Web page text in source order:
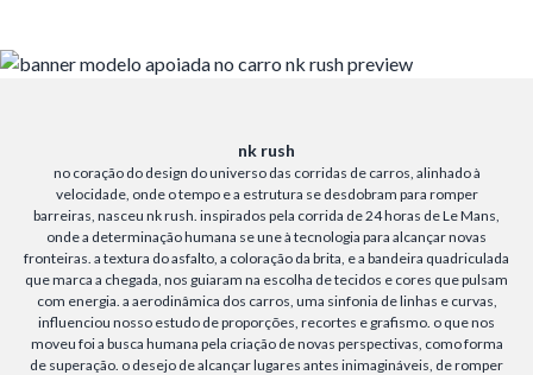
nk rush
no coração do design do universo das corridas de carros, alinhado à
velocidade, onde o tempo e a estrutura se desdobram para romper
barreiras, nasceu nk rush. inspirados pela corrida de 24 horas de Le Mans,
onde a determinação humana se une à tecnologia para alcançar novas
fronteiras. a textura do asfalto, a coloração da brita, e a bandeira quadriculada
que marca a chegada, nos guiaram na escolha de tecidos e cores que pulsam
com energia. a aerodinâmica dos carros, uma sinfonia de linhas e curvas,
influenciou nosso estudo de proporções, recortes e grafismo. o que nos
moveu foi a busca humana pela criação de novas perspectivas, como forma
de superação. o desejo de alcançar lugares antes inimagináveis, de romper